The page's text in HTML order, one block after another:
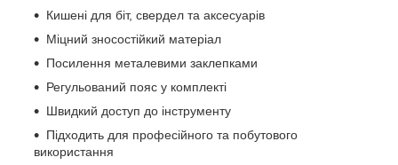
Кишені для біт, свердел та аксесуарів
Міцний зносостійкий матеріал
Посилення металевими заклепками
Регульований пояс у комплекті
Швидкий доступ до інструменту
Підходить для професійного та побутового
використання